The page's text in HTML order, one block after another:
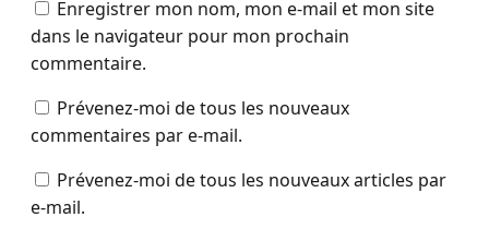
Enregistrer mon nom, mon e-mail et mon site
dans le navigateur pour mon prochain
commentaire.
Prévenez-moi de tous les nouveaux
commentaires par e-mail.
Prévenez-moi de tous les nouveaux articles par
e-mail.